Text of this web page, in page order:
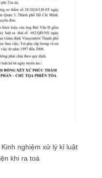
nghiệm xử lý kỉ luật
khi ra toà